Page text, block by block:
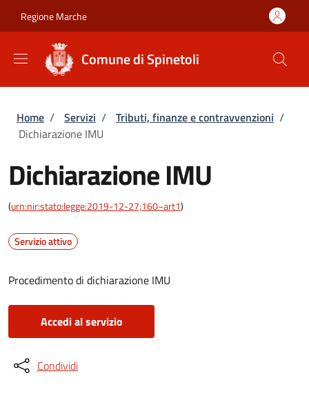
Regione Marche
Comune di Spinetoli
Briciole di pane
Home / Servizi / Tributi, finanze e contravvenzioni /
Dichiarazione IMU
Dichiarazione IMU
(urn:nir:stato:legge:2019-12-27;160~art1)
Servizio attivo
Procedimento di dichiarazione IMU
Accedi al servizio
Condividi